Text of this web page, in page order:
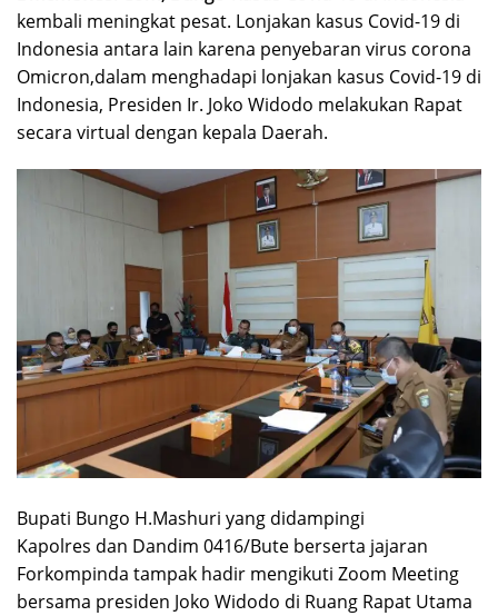
kembali meningkat pesat. Lonjakan kasus Covid-19 di
Indonesia antara lain karena penyebaran virus corona
Omicron,dalam menghadapi lonjakan kasus Covid-19 di
Indonesia, Presiden Ir. Joko Widodo melakukan Rapat
secara virtual dengan kepala Daerah.
Bupati Bungo H.Mashuri yang didampingi
Kapolres dan Dandim 0416/Bute berserta jajaran
Forkompinda tampak hadir mengikuti Zoom Meeting
bersama presiden Joko Widodo di Ruang Rapat Utama